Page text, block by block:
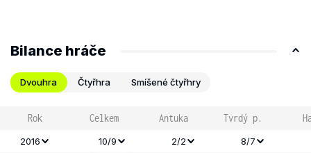
Bilance hráče
Dvouhra Čtyřhra Smíšené čtyřhry
Rok Celkem Antuka Tvrdý p.
2016 10/9 2/2
8/7